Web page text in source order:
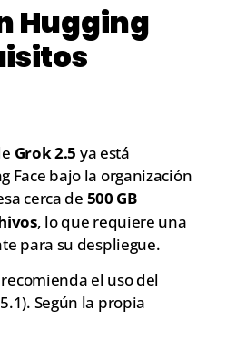
Hugging
Grok 2.5 ya está
Face bajo la organización
cerca de 500 GB
, lo que requiere una
para su despliegue.
el uso del
Según la propia